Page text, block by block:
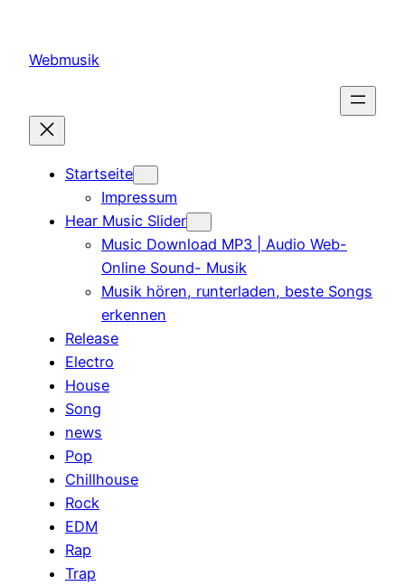
springen
Webmusik
Startseite
Impressum
Hear Music Slider
Music Download MP3 | Audio Web-
Online Sound- Musik
Musik hören, runterladen, beste Songs
erkennen
Release
Electro
House
Song
news
Pop
Chillhouse
Rock
EDM
Rap
Trap